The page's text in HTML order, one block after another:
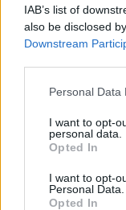
IAB’s list of
also be disclosed
Downstream
Personal Data
I want to opt-
personal data.
Opted In
I want to opt-
Personal Data.
Opted In
ΕΛΛΑΔΑ
Νέα ταυτότητα,
αρκετές
Τα κρατικά
τράπεζες,
χρειάζονται
πολίτη
Τρέχει η
αιτήσεων στο